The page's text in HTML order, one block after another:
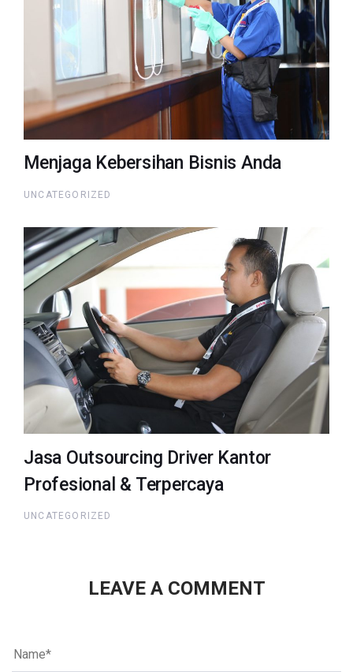
Menjaga Kebersihan Bisnis Anda
UNCATEGORIZED
Jasa Outsourcing Driver Kantor
Profesional & Terpercaya
UNCATEGORIZED
LEAVE A COMMENT